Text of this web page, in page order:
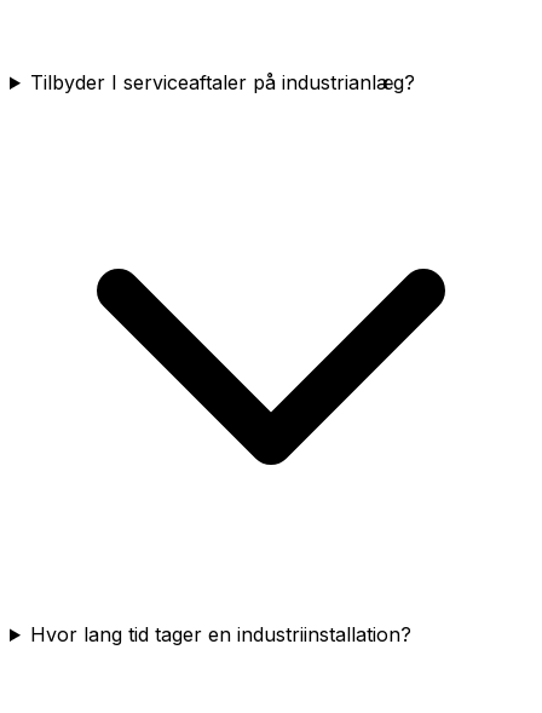
Tilbyder I serviceaftaler på industrianlæg?
Hvor lang tid tager en industriinstallation?